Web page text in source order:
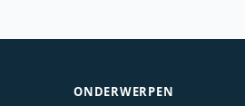
ONDERWERPEN